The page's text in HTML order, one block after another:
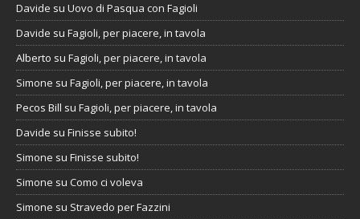
Davide su Uovo di Pasqua con Fagioli
Davide su Fagioli, per piacere, in tavola
Alberto su Fagioli, per piacere, in tavola
Simone su Fagioli, per piacere, in tavola
Pecos Bill su Fagioli, per piacere, in tavola
Davide su Finisse subito!
Simone su Finisse subito!
Simone su Como ci voleva
Simone su Stravedo per Fazzini